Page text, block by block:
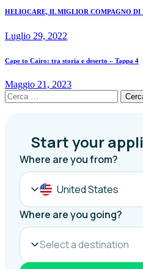
Navigazione
articoli
Previous
HELIOCARE, IL MIGLIOR COMPAGNO DI
Luglio 29, 2022
Next
Cape to Cairo: tra storia e deserto – Tappa 4
Maggio 21, 2023
Ricerca
per: